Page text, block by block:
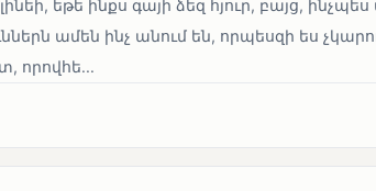
եթե ինքս գայի ձեզ հյուր, բայց,
ամեն ինչ անում են, որպեսզի ես
որովհե...